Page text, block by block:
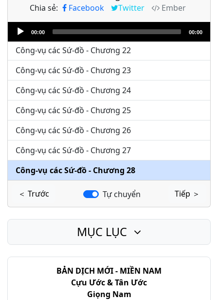
Chia sẻ: Facebook Twitter
Ember
Audio
Player
00:00 00:00
Công-vụ các Sứ-đồ - Chương 20
Công-vụ các Sứ-đồ - Chương 21
Công-vụ các Sứ-đồ - Chương 22
Công-vụ các Sứ-đồ - Chương 23
Công-vụ các Sứ-đồ - Chương 24
Công-vụ các Sứ-đồ - Chương 25
Công-vụ các Sứ-đồ - Chương 26
Công-vụ các Sứ-đồ - Chương 27
Công-vụ các Sứ-đồ - Chương 28
＜ Trước Tự chuyển Tiếp ＞
BẢN DỊCH MỚI - MIỀN NAM
Cựu Ước & Tân Ước
Giọng Nam
MỤC LỤC